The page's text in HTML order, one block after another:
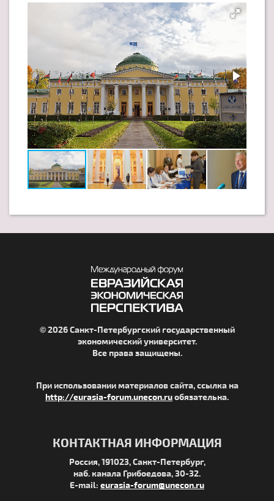
© 2026 Санкт-Петербургский государственный
экономический университет.
Все права защищены.
При использовании материалов сайта, ссылка на
http://eurasia-forum.unecon.ruобязательна.
КОНТАКТНАЯ ИНФОРМАЦИЯ
Россия, 191023, Санкт-Петербург,
наб. канала Грибоедова, 30-32.
E-mail: eurasia-forum@unecon.ru